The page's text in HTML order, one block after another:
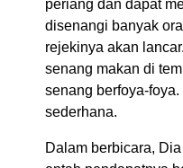
periang dan dapat
disenangi banyak
rejekinya akan
senang makan di
senang berfoya-
sederhana.
Dalam berbicara,